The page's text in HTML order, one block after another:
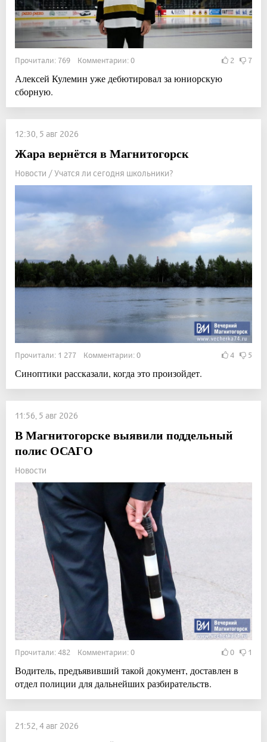
Прочитали: 769 Комментарии: 0 2 7
Алексей Кулемин уже дебютировал за юниорскую
сборную.
12:30, 5 авг 2026
Жара вернётся в Магнитогорск
Новости / Учатся ли сегодня школьники?
Прочитали: 1 277 Комментарии: 0 4 5
Синоптики рассказали, когда это произойдет.
11:56, 5 авг 2026
В Магнитогорске выявили поддельный
полис ОСАГО
Новости
Прочитали: 482 Комментарии: 0 0 1
Водитель, предъявивший такой документ, доставлен в
отдел полиции для дальнейших разбирательств.
21:52, 4 авг 2026